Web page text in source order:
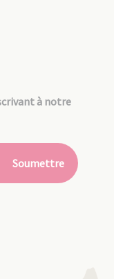
à notre
Soumettre